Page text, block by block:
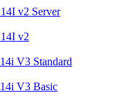
v2 Server
v2
V3 Standard
V3 Basic